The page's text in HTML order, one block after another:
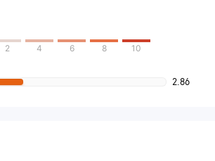
2 4 6 8 10
2.86